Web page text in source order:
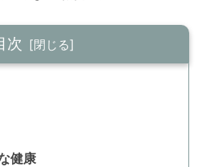
次
健康